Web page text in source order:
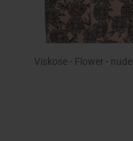
Viskose - Flower - nude